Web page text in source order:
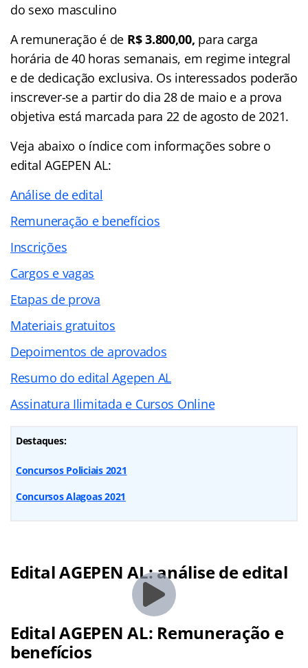
do sexo masculino
A remuneração é de R$ 3.800,00, para carga
horária de 40 horas semanais, em regime integral
e de dedicação exclusiva. Os interessados poderão
inscrever-se a partir do dia 28 de maio e a prova
objetiva está marcada para 22 de agosto de 2021.
Veja abaixo o índicecom informações sobre o
edital AGEPEN AL:
Análise de edital
Remuneração e benefícios
Inscrições
Cargos e vagas
Etapas de prova
Materiais gratuitos
Depoimentos de aprovados
Resumo do edital Agepen AL
Assinatura Ilimitada e Cursos Online
Destaques:
Concursos Policiais 2021
Concursos Alagoas 2021
Edital AGEPEN AL: análise de edital
Edital AGEPEN AL: Remuneração e
benefícios